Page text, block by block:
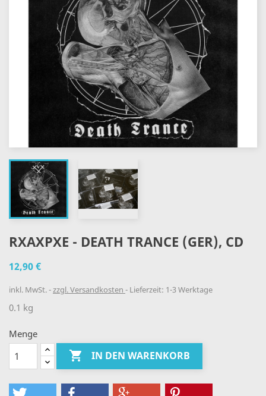
RXAXPXE - DEATH TRANCE (GER), CD
12,90 €
inkl. MwSt. zzgl. Versandkosten Lieferzeit: 1-3 Werktage
0.1 kg
Menge
 IN DEN WARENKORB